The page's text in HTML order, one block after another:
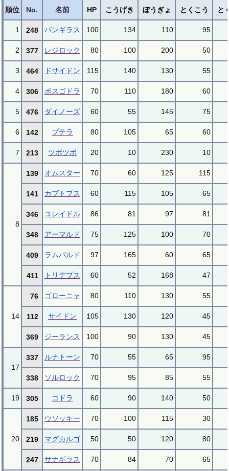
順位 No. 名前 HP こうげき ぼうぎょ とくこう と
1 248 バンギラス 100 134 110 95
2 377 レジロック 80 100 200 50
3 464 ドサイドン 115 140 130 55
4 306 ボスゴドラ 70 110 180 60
5 476 ダイノーズ 60 55 145 75
6 142 プテラ 80 105 65 60
7 213 ツボツボ 20 10 230 10
8
139 オムスター 70 60 125 115
141 カブトプス 60 115 105 65
346 ユレイドル 86 81 97 81
348 アーマルド 75 125 100 70
409 ラムパルド 97 165 60 65
411 トリデプス 60 52 168 47
14
76 ゴローニャ 80 110 130 55
112 サイドン 105 130 120 45
369 ジーランス 100 90 130 45
17
337 ルナトーン 70 55 65 95
338 ソルロック 70 95 85 55
19 305 コドラ 60 90 140 50
20
185 ウソッキー 70 100 115 30
219 マグカルゴ 50 50 120 80
247 サナギラス 70 84 70 65